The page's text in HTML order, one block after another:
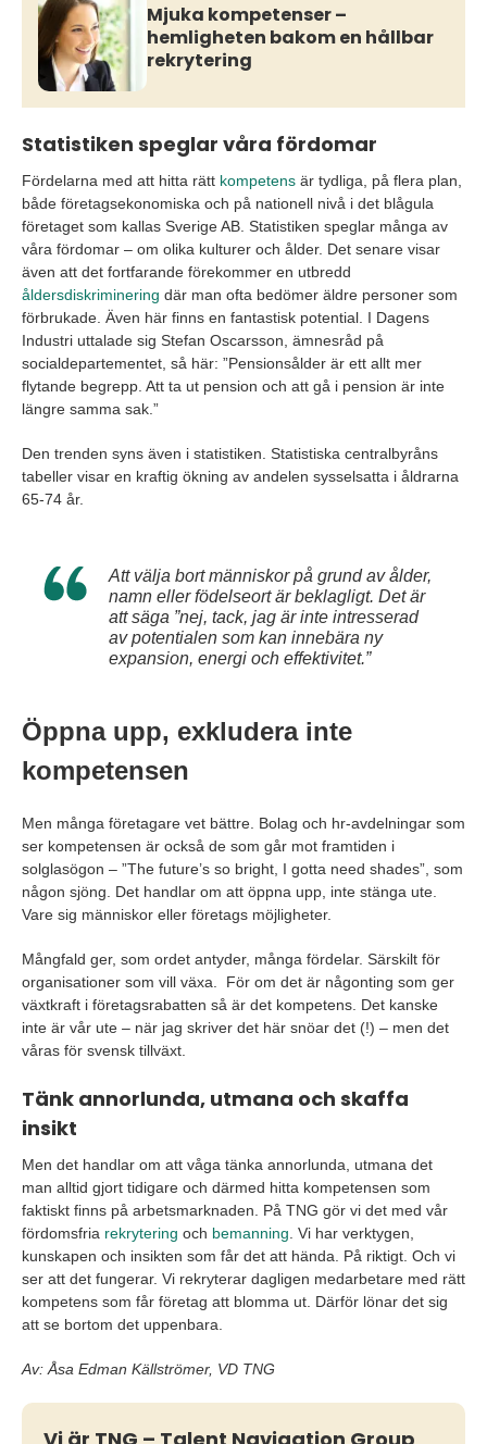
Mjuka kompetenser –
hemligheten bakom en hållbar
rekrytering
Statistiken speglar våra fördomar
Fördelarna med att hitta rätt kompetens är tydliga, på flera plan,
både företagsekonomiska och på nationell nivå i det blågula
företaget som kallas Sverige AB. Statistiken speglar många av
våra fördomar – om olika kulturer och ålder. Det senare visar
även att det fortfarande förekommer en utbredd
åldersdiskriminering där man ofta bedömer äldre personer som
förbrukade. Även här finns en fantastisk potential. I Dagens
Industri uttalade sig Stefan Oscarsson, ämnesråd på
socialdepartementet, så här: ”Pensionsålder är ett allt mer
flytande begrepp. Att ta ut pension och att gå i pension är inte
längre samma sak.”
Den trenden syns även i statistiken. Statistiska centralbyråns
tabeller visar en kraftig ökning av andelen sysselsatta i åldrarna
65-74 år.
Att välja bort människor på grund av ålder,
namn eller födelseort är beklagligt. Det är
att säga ”nej, tack, jag är inte intresserad
av potentialen som kan innebära ny
expansion, energi och effektivitet.”
Öppna upp, exkludera inte
kompetensen
Men många företagare vet bättre. Bolag och hr-avdelningar som
ser kompetensen är också de som går mot framtiden i
solglasögon – ”The future’s so bright, I gotta need shades”, som
någon sjöng. Det handlar om att öppna upp, inte stänga ute.
Vare sig människor eller företags möjligheter.
Mångfald ger, som ordet antyder, många fördelar. Särskilt för
organisationer som vill växa. För om det är någonting som ger
växtkraft i företagsrabatten så är det kompetens. Det kanske
inte är vår ute – när jag skriver det här snöar det (!) – men det
våras för svensk tillväxt.
Tänk annorlunda, utmana och skaffa
insikt
Men det handlar om att våga tänka annorlunda, utmana det
man alltid gjort tidigare och därmed hitta kompetensen som
faktiskt finns på arbetsmarknaden. På TNG gör vi det med vår
fördomsfria rekrytering och bemanning. Vi har verktygen,
kunskapen och insikten som får det att hända. På riktigt. Och vi
ser att det fungerar. Vi rekryterar dagligen medarbetare med rätt
kompetens som får företag att blomma ut. Därför lönar det sig
att se bortom det uppenbara.
Av: Åsa Edman Källströmer, VD TNG